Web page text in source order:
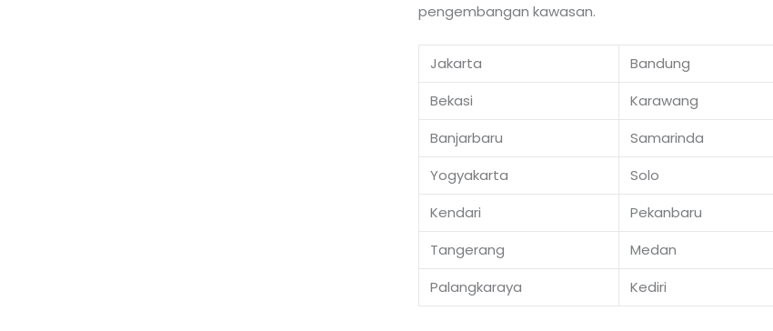
pengembangan kawasan.
Jakarta Bandung
Bekasi
Karawang
Banjarbaru
Samarinda
Yogyakarta
Solo
Kendari
Pekanbaru
Tangerang
Medan
Palangkaraya
Kediri